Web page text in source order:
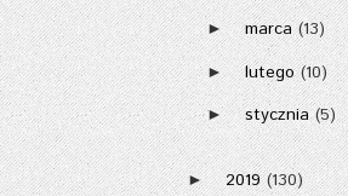
► marca (13)
► lutego (10)
► stycznia (5)
► 2019 (130)